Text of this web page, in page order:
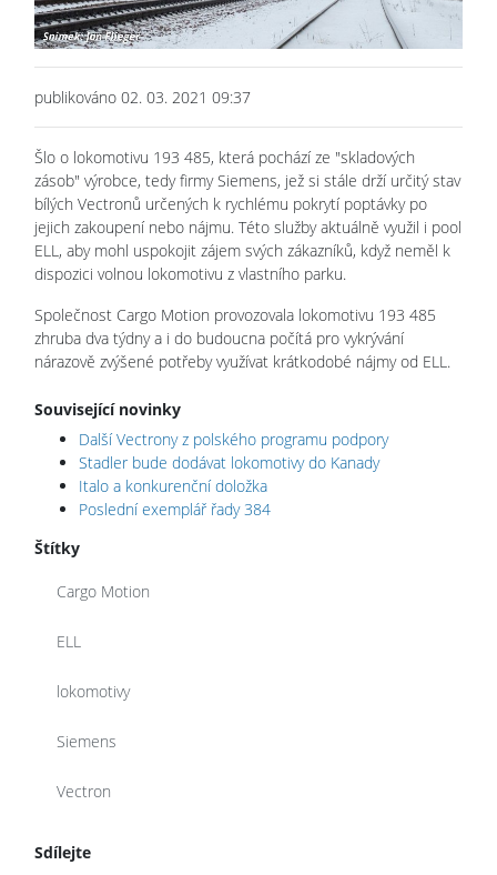
publikováno 02. 03. 2021 09:37
Šlo o lokomotivu 193 485, která pochází ze "skladových
zásob" výrobce, tedy firmy Siemens, jež si stále drží určitý stav
bílých Vectronů určených k rychlému pokrytí poptávky po
jejich zakoupení nebo nájmu. Této služby aktuálně využil i pool
ELL, aby mohl uspokojit zájem svých zákazníků, když neměl k
dispozici volnou lokomotivu z vlastního parku.
Společnost Cargo Motion provozovala lokomotivu 193 485
zhruba dva týdny a i do budoucna počítá pro vykrývání
nárazově zvýšené potřeby využívat krátkodobé nájmy od ELL.
Související novinky
Další Vectrony z polského programu podpory
Stadler bude dodávat lokomotivy do Kanady
Italo a konkurenční doložka
Poslední exemplář řady 384
Štítky
Cargo Motion
ELL
lokomotivy
Siemens
Vectron
Sdílejte